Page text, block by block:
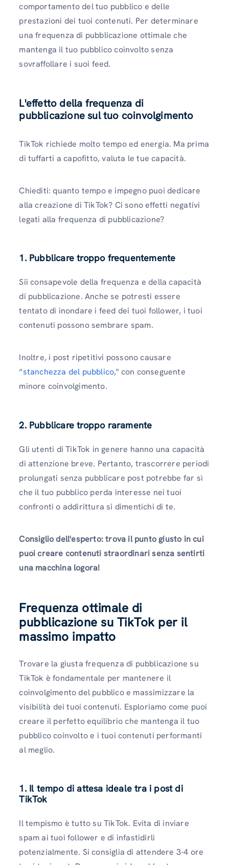
comportamento del tuo pubblico e delle
prestazioni dei tuoi contenuti. Per determinare
una frequenza di pubblicazione ottimale che
mantenga il tuo pubblico coinvolto senza
sovraffollare i suoi feed.
L'effetto della frequenza di
pubblicazione sul tuo coinvolgimento
TikTok richiede molto tempo ed energia. Ma prima
di tuffarti a capofitto, valuta le tue capacità.
Chiediti: quanto tempo e impegno puoi dedicare
alla creazione di TikTok? Ci sono effetti negativi
legati alla frequenza di pubblicazione?
1. Pubblicare troppo frequentemente
Sii consapevole della frequenza e della capacità
di pubblicazione. Anche se potresti essere
tentato di inondare i feed dei tuoi follower, i tuoi
contenuti possono sembrare spam.
Inoltre, i post ripetitivi possono causare
“stanchezza del pubblico," con conseguente
minore coinvolgimento.
2. Pubblicare troppo raramente
Gli utenti di TikTok in genere hanno una capacità
di attenzione breve. Pertanto, trascorrere periodi
prolungati senza pubblicare post potrebbe far sì
che il tuo pubblico perda interesse nei tuoi
confronti o addirittura si dimentichi di te.
Consiglio dell'esperto: trova il punto giusto in cui
puoi creare contenuti straordinari senza sentirti
una macchina logora!
Frequenza ottimale di
pubblicazione su TikTok per il
massimo impatto
Trovare la giusta frequenza di pubblicazione su
TikTok è fondamentale per mantenere il
coinvolgimento del pubblico e massimizzare la
visibilità dei tuoi contenuti. Esploriamo come puoi
creare il perfetto equilibrio che mantenga il tuo
pubblico coinvolto e i tuoi contenuti performanti
al meglio.
1. Il tempo di attesa ideale tra i post di
TikTok
Il tempismo è tutto su TikTok. Evita di inviare
spam ai tuoi follower e di infastidirli
potenzialmente. Si consiglia di attendere 3-4 ore